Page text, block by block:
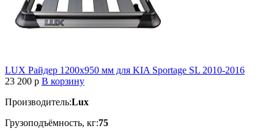
LUX Райдер 1200х950 мм для KIA Sportage SL 2010-2016
23 200 p В корзину
Производитель:Lux
Грузоподъёмность, кг:75